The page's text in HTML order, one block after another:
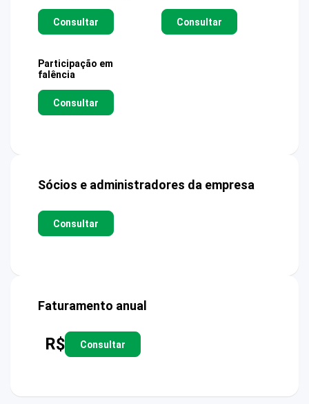
Consultar Consultar
Participação em
falência
Consultar
Sócios e administradores da empresa
Consultar
Faturamento anual
R$ Consultar